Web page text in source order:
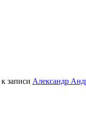
к записи Александр